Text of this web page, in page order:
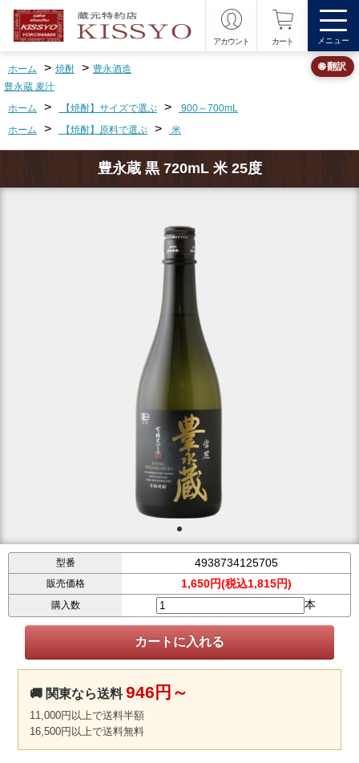
アカウント カート メニュー
ホーム > 焼酎 > 豊永酒造
豊永蔵 麦汁
ホーム
> 【焼酎】サイズで選ぶ >
900～700mL
ホーム
> 【焼酎】原料で選ぶ > 米
豊永蔵 黒 720mL 米 25度
型番 4938734125705
販売価格 1,650円(税込1,815円)
購入数 本
🚚 関東なら送料946円～
11,000円以上で送料半額
16,500円以上で送料無料
🌐 翻訳